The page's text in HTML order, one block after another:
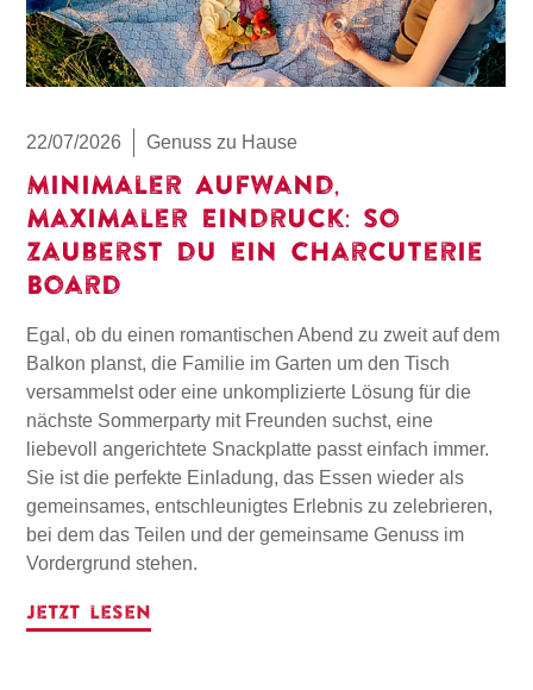
Minimaler Aufwand,
maximaler Eindruck: So
zauberst du ein Charcuterie
Board
Genuss zu Hause
22/07/2026
Egal, ob du einen romantischen Abend zu zweit auf dem
Balkon planst, die Familie im Garten um den Tisch
versammelst oder eine unkomplizierte Lösung für die
nächste Sommerparty mit Freunden suchst, eine
liebevoll angerichtete Snackplatte passt einfach immer.
Sie ist die perfekte Einladung, das Essen wieder als
gemeinsames, entschleunigtes Erlebnis zu zelebrieren,
bei dem das Teilen und der gemeinsame Genuss im
Vordergrund stehen.
Jetzt lesen